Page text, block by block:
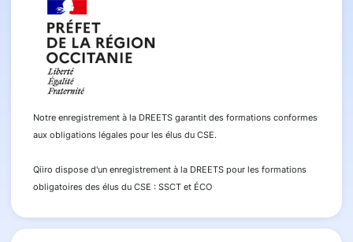
Notre enregistrement à la DREETS garantit des formations conformes
aux obligations légales pour les élus du CSE.
Qiiro dispose d'un enregistrement à la DREETS pour les formations
obligatoires des élus du CSE : SSCT et ÉCO